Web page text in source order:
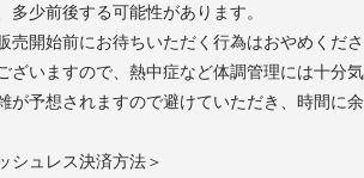
少前後する可能性があります。
開始前にお待ちいただく行為はおやめくださ
いますので、熱中症など体調管理には十分気
予想されますので避けていただき、時間に余
シュレス決済方法＞